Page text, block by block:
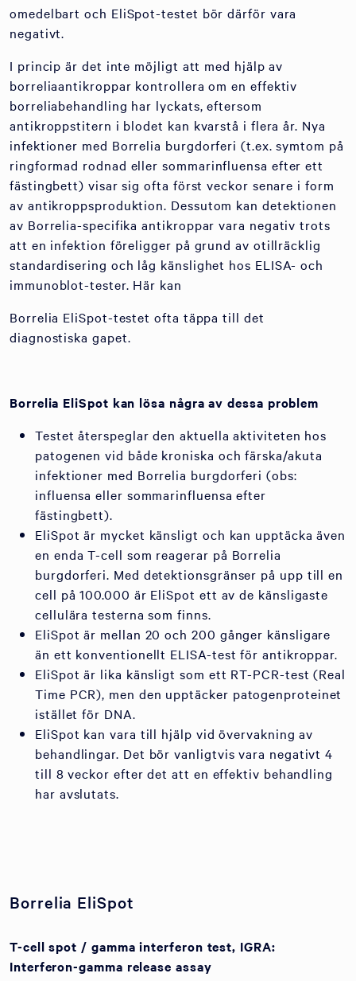
omedelbart och EliSpot-testet bör därför vara
negativt.
I princip är det inte möjligt att med hjälp av
borreliaantikroppar kontrollera om en effektiv
borreliabehandling har lyckats, eftersom
antikroppstitern i blodet kan kvarstå i flera år. Nya
infektioner med Borrelia burgdorferi (t.ex. symtom på
ringformad rodnad eller sommarinfluensa efter ett
fästingbett) visar sig ofta först veckor senare i form
av antikroppsproduktion. Dessutom kan detektionen
av Borrelia-specifika antikroppar vara negativ trots
att en infektion föreligger på grund av otillräcklig
standardisering och låg känslighet hos ELISA- och
immunoblot-tester. Här kan
Borrelia EliSpot-testet ofta täppa till det
diagnostiska gapet.
Borrelia EliSpot kan lösa några av dessa problem
Testet återspeglar den aktuella aktiviteten hos
patogenen vid både kroniska och färska/akuta
infektioner med Borrelia burgdorferi (obs:
influensa eller sommarinfluensa efter
fästingbett).
EliSpot är mycket känsligt och kan upptäcka även
en enda T-cell som reagerar på Borrelia
burgdorferi. Med detektionsgränser på upp till en
cell på 100.000 är EliSpot ett av de känsligaste
cellulära testerna som finns.
EliSpot är mellan 20 och 200 gånger känsligare
än ett konventionellt ELISA-test för antikroppar.
EliSpot är lika känsligt som ett RT-PCR-test (Real
Time PCR), men den upptäcker patogenproteinet
istället för DNA.
EliSpot kan vara till hjälp vid övervakning av
behandlingar. Det bör vanligtvis vara negativt 4
till 8 veckor efter det att en effektiv behandling
har avslutats.
Borrelia EliSpot
T-cell spot / gamma interferon test, IGRA:
Interferon-gamma release assay